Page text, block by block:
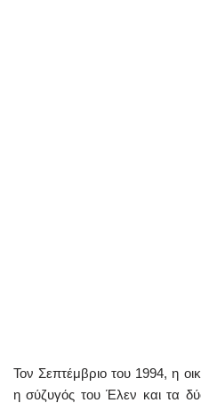
Τον Σεπτέμβριο του 1994, η
η σύζυγός του Έλεν και τα